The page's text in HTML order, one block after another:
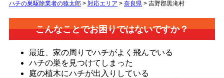
ハチの巣駆除業者の猿太郎 > 対応エリア > 奈良県 > 吉野郡黒滝村
こんなことでお困りではないですか？
最近、家の周りでハチがよく飛んでいる
ハチの巣を見つけてしまった
庭の植木にハチが出入りしている